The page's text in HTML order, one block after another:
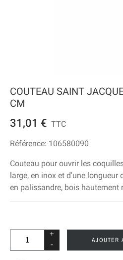
COUTEAU SAINT
CM
31,01 € TTC
Référence: 106580090
Couteau pour ouvrir les
large, en inox et d'une longueur
en palissandre, bois hautement
+
-
AJOUTER